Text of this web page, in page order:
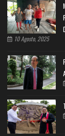
10 Agosto, 2025